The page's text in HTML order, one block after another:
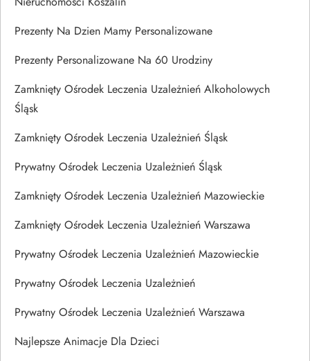
Prezenty Na Dzien Mamy Personalizowane
Prezenty Personalizowane Na 60 Urodziny
Zamknięty Ośrodek Leczenia Uzależnień Alkoholowych
Śląsk
Zamknięty Ośrodek Leczenia Uzależnień Śląsk
Prywatny Ośrodek Leczenia Uzależnień Śląsk
Zamknięty Ośrodek Leczenia Uzależnień Mazowieckie
Zamknięty Ośrodek Leczenia Uzależnień Warszawa
Prywatny Ośrodek Leczenia Uzależnień Mazowieckie
Prywatny Ośrodek Leczenia Uzależnień
Prywatny Ośrodek Leczenia Uzależnień Warszawa
Najlepsze Animacje Dla Dzieci